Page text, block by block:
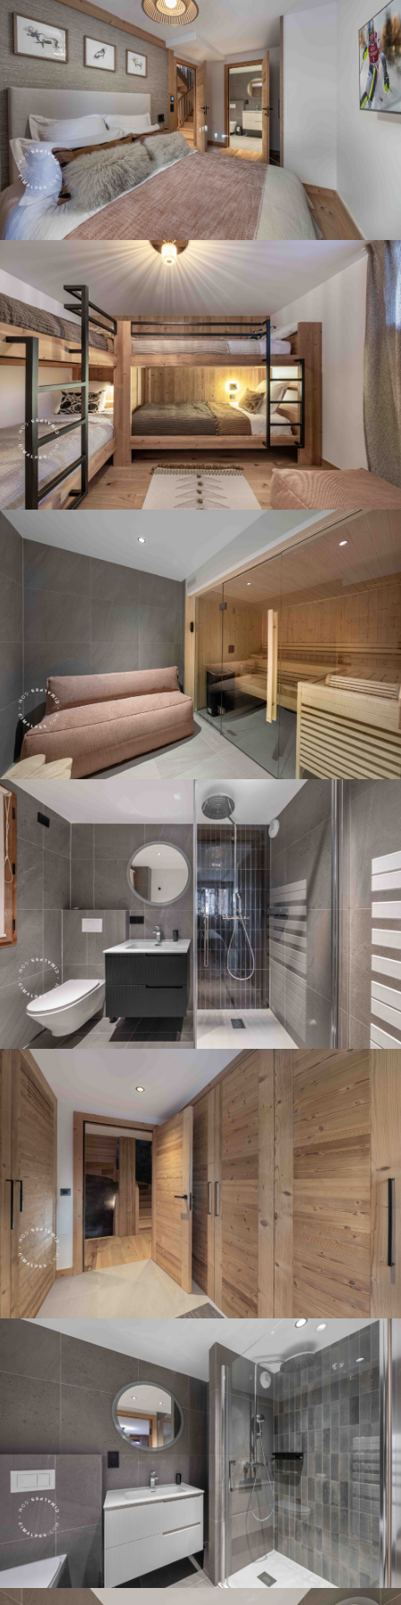
Panorama 2026
Etude annuelle de l'immobilier de montagne par Cimalpes
En savoir plus
Où trouver les plus beaux spots de ski hors-piste dans les Alpes
françaises ?
Vous attendez les chutes de neige comme d'autres guettent le lever
du soleil ? Vous snobez les pistes damées pour leur préférer les
grands espaces vierges de traces ? Vous faites sans doute partie de
ces adeptes du ski hors-piste. Découvrez notre sélection de secteurs
mythiques où la poudreuse se mérite - et se savoure.